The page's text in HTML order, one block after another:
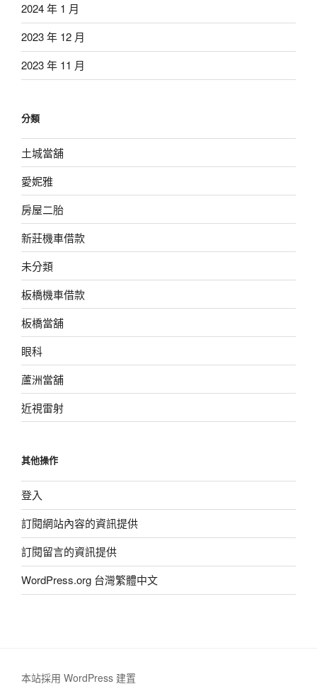
2024 年 1 月
2023 年 12 月
2023 年 11 月
分類
土城當舖
愛妮雅
房屋二胎
新莊機車借款
未分類
板橋機車借款
板橋當舖
眼科
蘆洲當舖
近視雷射
其他操作
登入
訂閱網站內容的資訊提供
訂閱留言的資訊提供
WordPress.org 台灣繁體中文
本站採用 WordPress 建置